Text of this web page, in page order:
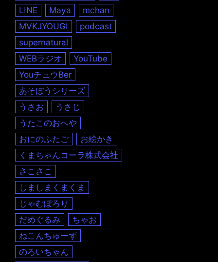
LINE
Maya
mchan
MVKJYOUGI
podcast
supernatural
WEBラジオ
YouTube
YouチュウBer
あそぼうシリーズ
うさお
うさじ
うたこのおへや
おにのふたご
お絵かき
くまちゃんコーラ株式会社
さこさこ
しましまくまくま
じゃむぽろり
だめぐるみ
ちゃお
ねこんちゅーず
のろいちゃん